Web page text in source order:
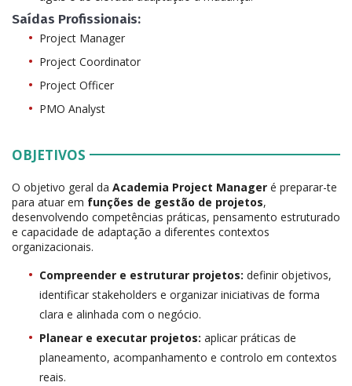
Saídas Profissionais:
Project Manager
Project Coordinator
Project Officer
PMO Analyst
OBJETIVOS
O objetivo geral da Academia Project Manager é preparar-te
para atuar em funções de gestão de projetos,
desenvolvendo competências práticas, pensamento estruturado
e capacidade de adaptação a diferentes contextos
organizacionais.
Compreender e estruturar projetos: definir objetivos,
identificar stakeholders e organizar iniciativas de forma
clara e alinhada com o negócio.
Planear e executar projetos: aplicar práticas de
planeamento, acompanhamento e controlo em contextos
reais.